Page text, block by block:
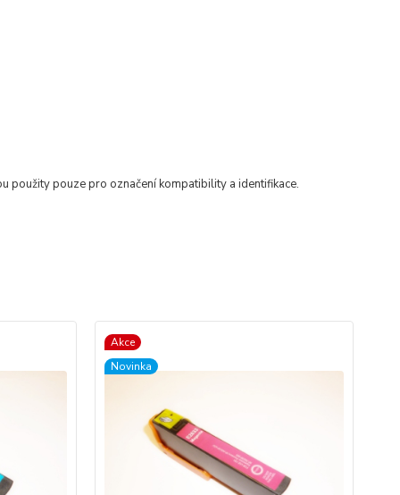
použity pouze pro označení kompatibility a identifikace.
Akce
Novinka